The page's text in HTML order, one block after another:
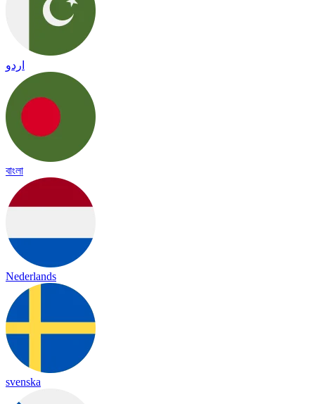
اردو
বাংলা
Nederlands
svenska